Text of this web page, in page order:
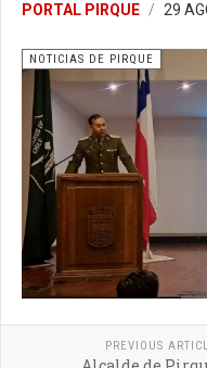
PORTAL PIRQUE 29
NOTICIAS DE PIRQUE
PREVIOUS